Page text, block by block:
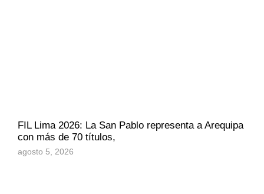
FIL Lima 2026: La San Pablo representa a Arequipa
con más de 70 títulos,
agosto 5, 2026